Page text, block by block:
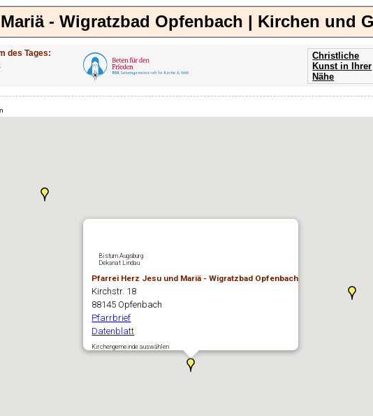
- Wigratzbad Opfenbach | Kirchen und
des Tages:
Christliche
Kunst in Ihrer
Nähe
Bistum Augsburg
Dekanat Lindau
Pfarrei Herz Jesu und Mariä - Wigratzbad Opfenbach
Kirchstr. 18
88145 Opfenbach
Pfarrbrief
Datenblatt
Kirchengemeinde auswählen